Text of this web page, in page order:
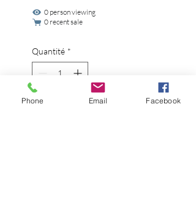
0 person viewing
0 recent sale
Quantité *
Phone Email Facebook